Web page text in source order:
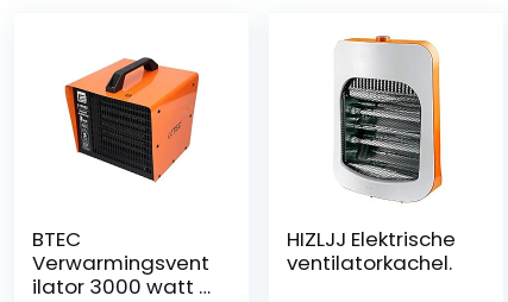
BTEC
Verwarmingsvent
ilator 3000 watt –
HIZLJJ Elektrische
ventilatorkachel.